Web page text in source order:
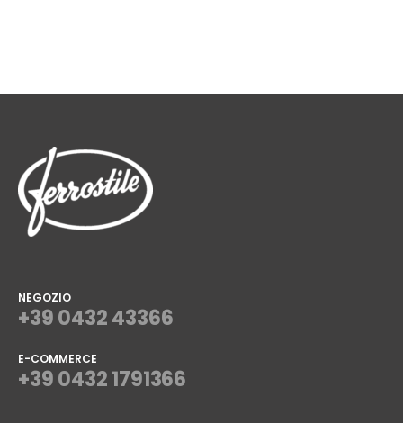
NEGOZIO
+39 0432 43366
E-COMMERCE
+39 0432 1791366